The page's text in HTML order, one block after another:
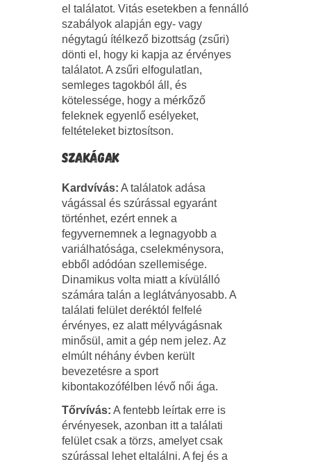
el találatot. Vitás esetekben a fennálló
szabályok alapján egy- vagy
négytagú ítélkező bizottság (zsűri)
dönti el, hogy ki kapja az érvényes
találatot. A zsűri elfogulatlan,
semleges tagokból áll, és
kötelessége, hogy a mérkőző
feleknek egyenlő esélyeket,
feltételeket biztosítson.
SZAKÁGAK
Kardvívás: A találatok adása
vágással és szúrással egyaránt
történhet, ezért ennek a
fegyvernemnek a legnagyobb a
variálhatósága, cselekménysora,
ebből adódóan szellemisége.
Dinamikus volta miatt a kívülálló
számára talán a leglátványosabb. A
találati felület deréktól felfelé
érvényes, ez alatt mélyvágásnak
minősül, amit a gép nem jelez. Az
elmúlt néhány évben került
bevezetésre a sport
kibontakozófélben lévő női ága.
Tőrvívás: A fentebb leírtak erre is
érvényesek, azonban itt a találati
felület csak a törzs, amelyet csak
szúrással lehet eltalálni. A fej és a